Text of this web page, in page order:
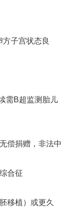
子宫状态良
需B超监测胎儿
偿捐赠，非法中
合征
移植）或更久